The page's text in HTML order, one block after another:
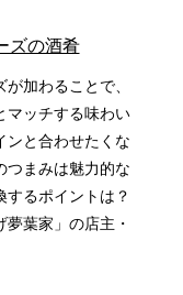
ズの酒肴
加わることで、
マッチする味わい
ンと合わせたくな
つまみは魅力的な
するポイントは？
葉家」の店主・